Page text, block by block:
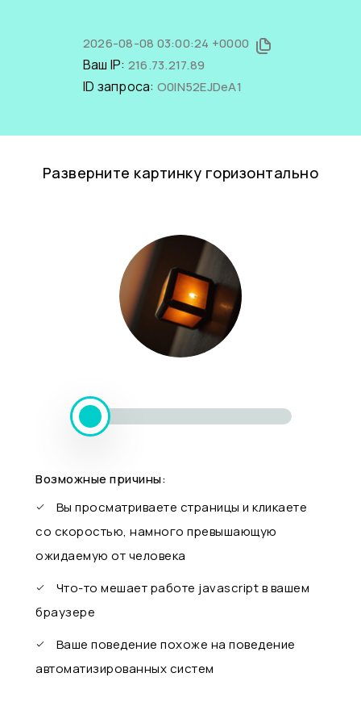
2026-08-08 03:00:24 +0000
Ваш IP: 216.73.217.89
ID запроса: O0IN52EJDeA1
Разверните картинку горизонтально
Возможные причины:
Вы просматриваете страницы и кликаете
со скоростью, намного превышающую
ожидаемую от человека
Что-то мешает работе javascript в вашем
браузере
Ваше поведение похоже на поведение
автоматизированных систем